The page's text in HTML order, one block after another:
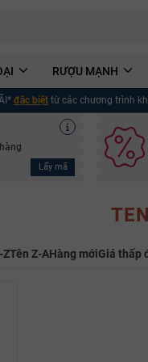
RƯỢU MẠNH
đặc biệt từ các chương trình
Lấy mã
ZTên Z-AHàng mớiGiá thấp